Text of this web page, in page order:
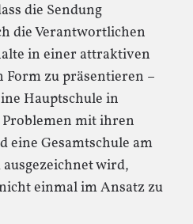
die Sendung
die Verantwortlichen
in einer attraktiven
Form zu präsentieren –
Hauptschule in
mit ihren
eine Gesamtschule am
wird,
einmal im Ansatz zu